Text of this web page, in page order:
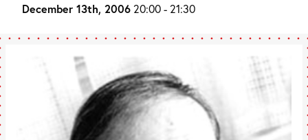
December 13th, 2006 20:00 - 21:30